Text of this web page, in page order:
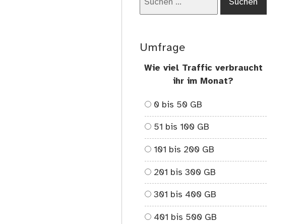
Umfrage
Wie viel Traffic verbraucht
ihr im Monat?
0 bis 50 GB
51 bis 100 GB
101 bis 200 GB
201 bis 300 GB
301 bis 400 GB
401 bis 500 GB